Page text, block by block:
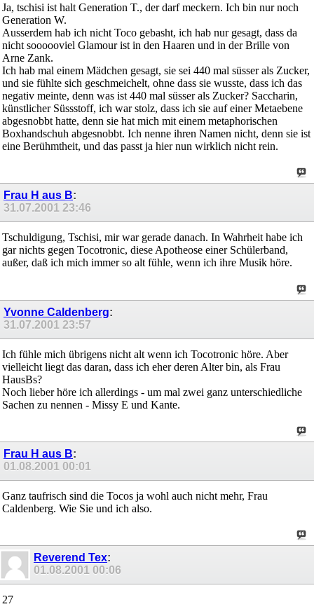
Ja, tschisi ist halt Generation T., der darf meckern. Ich bin nur noch
Generation W.
Ausserdem hab ich nicht Toco gebasht, ich hab nur gesagt, dass da
nicht soooooviel Glamour ist in den Haaren und in der Brille von
Arne Zank.
Ich hab mal einem Mädchen gesagt, sie sei 440 mal süsser als Zucker,
und sie fühlte sich geschmeichelt, ohne dass sie wusste, dass ich das
negativ meinte, denn was ist 440 mal süsser als Zucker? Saccharin,
künstlicher Süssstoff, ich war stolz, dass ich sie auf einer Metaebene
abgesnobbt hatte, denn sie hat mich mit einem metaphorischen
Boxhandschuh abgesnobbt. Ich nenne ihren Namen nicht, denn sie ist
eine Berühmtheit, und das passt ja hier nun wirklich nicht rein.
Frau H aus B:
31.07.2001 23:46
Tschuldigung, Tschisi, mir war gerade danach. In Wahrheit habe ich
gar nichts gegen Tocotronic, diese Apotheose einer Schülerband,
außer, daß ich mich immer so alt fühle, wenn ich ihre Musik höre.
Yvonne Caldenberg:
31.07.2001 23:57
Ich fühle mich übrigens nicht alt wenn ich Tocotronic höre. Aber
vielleicht liegt das daran, dass ich eher deren Alter bin, als Frau
HausBs?
Noch lieber höre ich allerdings - um mal zwei ganz unterschiedliche
Sachen zu nennen - Missy E und Kante.
Frau H aus B:
01.08.2001 00:01
Ganz taufrisch sind die Tocos ja wohl auch nicht mehr, Frau
Caldenberg. Wie Sie und ich also.
Reverend Tex:
01.08.2001 00:06
27